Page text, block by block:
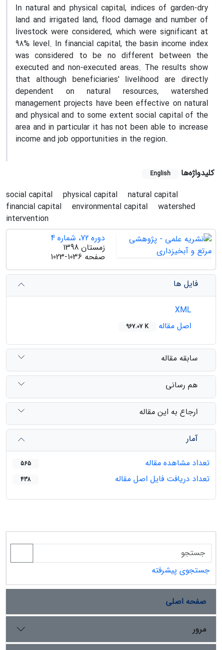
In natural and physical capital, indices of garden-dry
land and irrigated land, flood damage and number of
livestock were considered, which were significant at
98% level. In financial capital, the basin income index
was considered to be no different between the
executed and non-executed areas. The results show
that although beneficiaries' livelihood are directly
dependent on natural resources, watershed
management projects have been effective on natural
and physical and to some extent social capital of the
area and in particular it has not been able to increase
income and job opportunities in the region.
کلیدواژه‌ها English
social capital physical capital
natural capital
financial capital
environmental capital
watershed
intervention
دوره 72، شماره 4
زمستان 1398
صفحه 1023-1036
فایل ها
اصل مقاله
967.07 K
سابقه مقاله
هم رسانی
ارجاع به این مقاله
آمار
تعداد مشاهده مقاله
565
تعداد دریافت فایل اصل مقاله 438
جستجوی پیشرفته
صفحه اصلی
مرور